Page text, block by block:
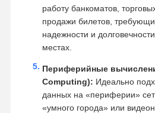
работу банкоматов,
продажи билетов,
надежности и
местах.
Периферийные
Computing): Идеально
данных на «периферии»
«умного города» или